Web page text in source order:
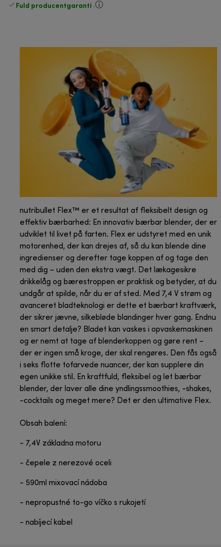
Fuld producentgaranti .
nutribullet Flex™ er et resultat af fleksibelt design og
effektiv bærbarhed: En innovativ bærbar blender, der er
udviklet til livet på farten. Flex er udstyret med en unik
motorenhed, der kan drejes af, så du kan blende dine
ingredienser og derefter tage koppen af og tage den
med dig – uden den ekstra vægt. Det lækagesikre
drikkelåg og bærestroppen er praktisk og betyder, at du
undgår at spilde, når du er af sted. Med 7,4 V strøm og
avanceret bladteknologi er dette et bærbart kraftværk,
der sikrer jævne, silkebløde blandinger hver gang. Endnu
en smart detalje? Bladet kan vaskes i opvaskemaskinen
og er nemt at tage af blenderkoppen og gøre rent –
der er ingen små kroge, der skal rengøres. Den fås også
i seks flotte tofarvede nuancer, der kan supplere din
egen unikke stil. En kraftfuld, fleksibel og let bærbar
blender, der laver alle dine yndlingssmoothies, -shakes,
-cocktails og meget mere? Det er den ultimative Flex.
Obsah balení:
- 7,4V základna motoru
- čepele z nerezové oceli
- 590ml mixovací nádoba
- nepropustné to-go víčko s rukojetí
- nabíjecí kabel